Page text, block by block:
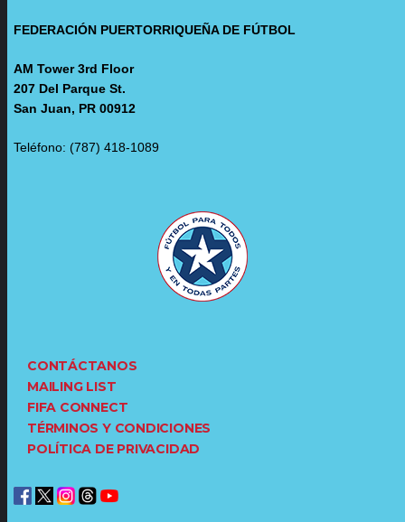
FEDERACIÓN PUERTORRIQUEÑA DE FÚTBOL
AM Tower 3rd Floor
207 Del Parque St.
San Juan, PR 00912
Teléfono: (787) 418-1089
CONTÁCTANOS
MAILING LIST
FIFA CONNECT
TÉRMINOS Y CONDICIONES
POLÍTICA DE PRIVACIDAD